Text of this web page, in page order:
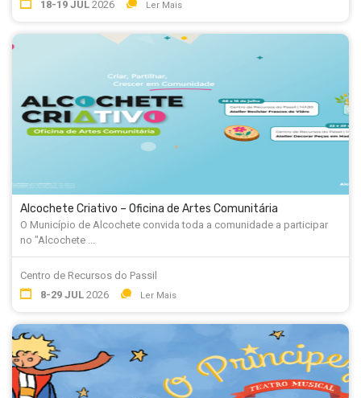
18-19 JUL 2026 Ler Mais
Alcochete Criativo – Oficina de Artes Comunitária
O Município de Alcochete convida toda a comunidade a participar
no "Alcochete ...
Centro de Recursos do Passil
8-29 JUL 2026 Ler Mais